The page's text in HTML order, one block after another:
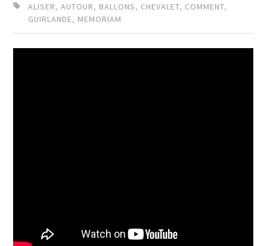
ALISER,AUTOUR, BALLONS, CHEVALET, COMMENT,
GUIRLANDE, MEMORIAM